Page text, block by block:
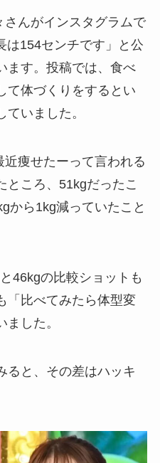
んがインスタグラムで
は154センチです」と公
ます。投稿では、食べ
て体づくりをするとい
いました。
近痩せたーって言われる
ところ、51kgだったこ
から1kg減っていたこと
46kgの比較ショットも
「比べてみたら体型変
した。
ると、その差はハッキ